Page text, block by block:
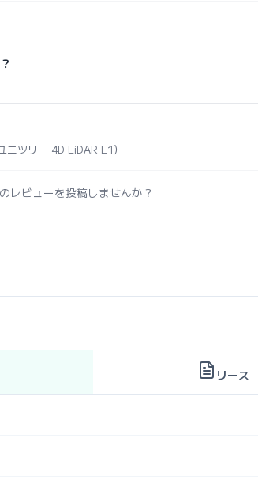
ニツリー 4D LiDAR L1）
レビューを投稿しませんか？
リース